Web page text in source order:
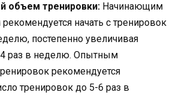
объем тренировки: Начинающим
начать с тренировок
постепенно увеличивая
4 раз в неделю. Опытным
рекомендуется
тренировок до 5-6 раз в